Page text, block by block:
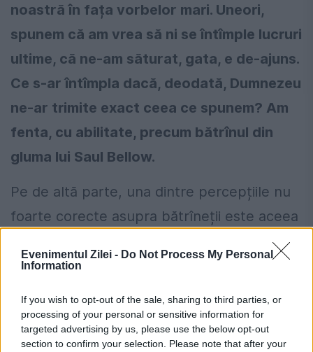
Evenimentul Zilei - Do Not Process My Personal
Information
If you wish to opt-out of the sale, sharing to third parties, or
processing of your personal or sensitive information for
targeted advertising by us, please use the below opt-out
section to confirm your selection. Please note that after your
noastră în fața vorbelor mari. Uneori,
spunem că am vrea să ni se întîmple lucruri
ultime, că ne-am săturat, gata, e de-ajuns.
Ce s-ar întîmpla dacă, deodată, Dumnezeu
ne-ar trimite exact ceea ce spunem? Am
fenta, cu abilitate, precum bătrînul din
gluma lui Saul Bellow.
Pe de altă parte, una dintre percepțiile nu
foarte corecte asupra bătrîneții este aceea
că e un fel de antecameră a morții. Cicero
contrazice această prejudecată, amintindu-
oamenii în putere, mor tinerii, mor
adolescenții, ba chiar, vai!, mor și pruncii.